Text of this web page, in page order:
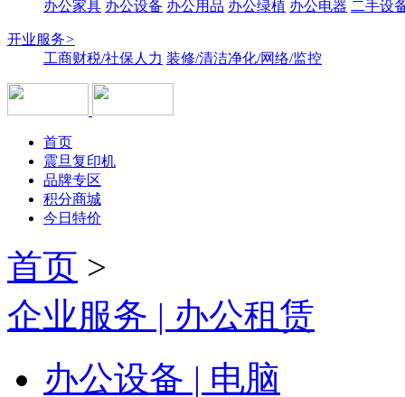
办公家具 办公设备 办公用品 办公绿植 办公电器 二手设
开业服务>
工商财税/社保人力 装修/清洁净化/网络/监控
首页
震旦复印机
品牌专区
积分商城
今日特价
首页 >
企业服务 | 办公租赁
办公设备 | 电脑